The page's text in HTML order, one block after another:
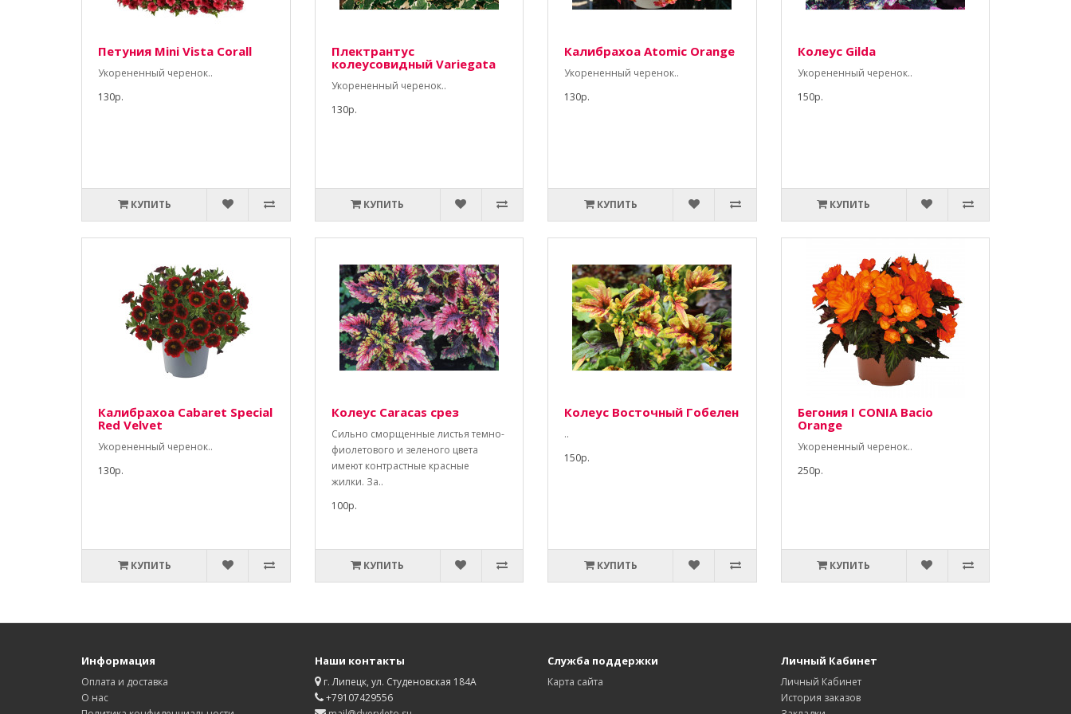
Петуния Mini Vista Corall
Укорененный черенок..
130р.
КУПИТЬ
Плектрантус
колеусовидный Variegata
Укорененный черенок..
130р.
КУПИТЬ
Калибрахоа Atomic Orange
Укорененный черенок..
130р.
КУПИТЬ
Колеус Gilda
Укорененный черенок..
150р.
КУПИТЬ
Калибрахоа Cabaret Special
Red Velvet
Укорененный черенок..
130р.
КУПИТЬ
Колеус Caracas срез
Сильно сморщенные листья темно-
фиолетового и зеленого цвета
имеют контрастные красные
жилки. За..
100р.
КУПИТЬ
Колеус Восточный Гобелен
..
150р.
КУПИТЬ
Бегония I CONIA Bacio
Orange
Укорененный черенок..
250р.
КУПИТЬ
Информация
Оплата и доставка
О нас
Наши контакты
г. Липецк, ул. Студеновская 184А
+79107429556
Служба поддержки
Карта сайта
Личный Кабинет
Личный Кабинет
История заказов